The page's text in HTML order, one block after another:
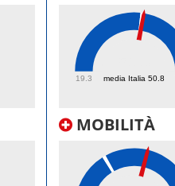
media Italia 50.8
19.3
MOBILITÀ